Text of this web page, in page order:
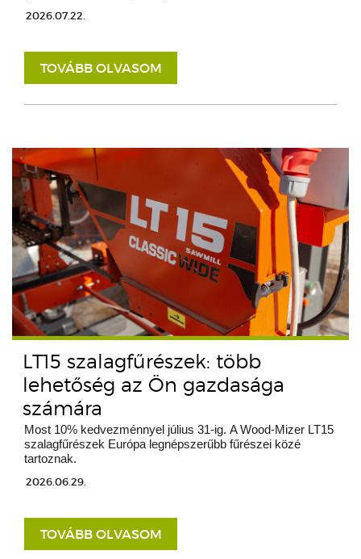
2026.07.22.
TOVÁBB OLVASOM
LT15 szalagfűrészek: több
lehetőség az Ön gazdasága
számára
Most 10% kedvezménnyel július 31-ig. A Wood-Mizer LT15
szalagfűrészek Európa legnépszerűbb fűrészei közé
tartoznak.
2026.06.29.
TOVÁBB OLVASOM